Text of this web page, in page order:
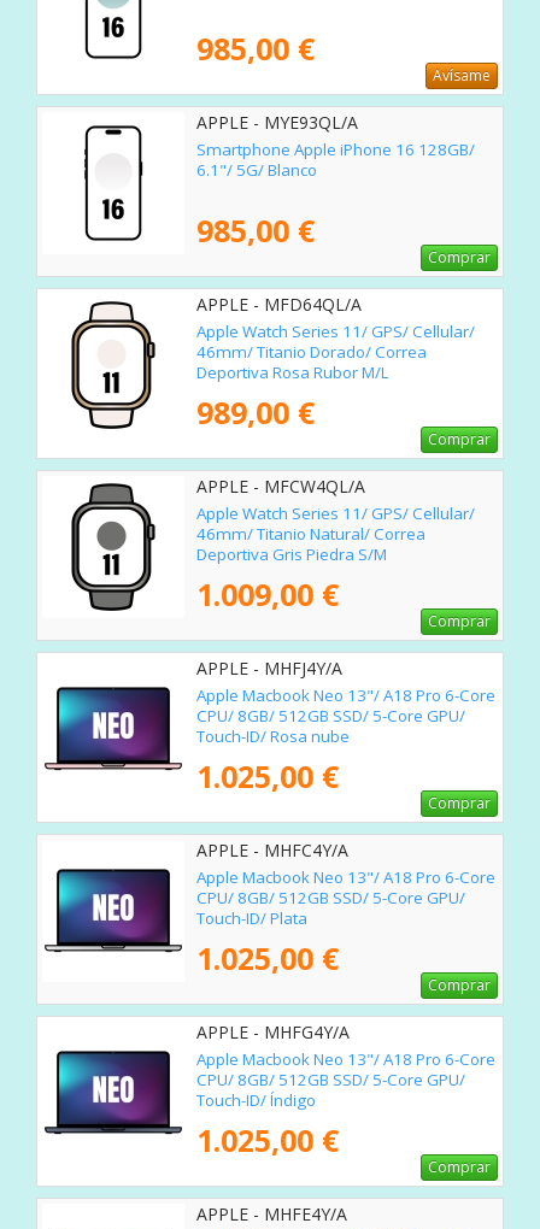
985,00 €
Avísame
APPLE - MYE93QL/A
Smartphone Apple iPhone 16 128GB/
6.1"/ 5G/ Blanco
985,00 €
Comprar
APPLE - MFD64QL/A
Apple Watch Series 11/ GPS/ Cellular/
46mm/ Titanio Dorado/ Correa
Deportiva Rosa Rubor M/L
989,00 €
Comprar
APPLE - MFCW4QL/A
Apple Watch Series 11/ GPS/ Cellular/
46mm/ Titanio Natural/ Correa
Deportiva Gris Piedra S/M
1.009,00 €
Comprar
APPLE - MHFJ4Y/A
Apple Macbook Neo 13"/ A18 Pro 6-Core
CPU/ 8GB/ 512GB SSD/ 5-Core GPU/
Touch-ID/ Rosa nube
1.025,00 €
Comprar
APPLE - MHFC4Y/A
Apple Macbook Neo 13"/ A18 Pro 6-Core
CPU/ 8GB/ 512GB SSD/ 5-Core GPU/
Touch-ID/ Plata
1.025,00 €
Comprar
APPLE - MHFG4Y/A
Apple Macbook Neo 13"/ A18 Pro 6-Core
CPU/ 8GB/ 512GB SSD/ 5-Core GPU/
Touch-ID/ Índigo
1.025,00 €
Comprar
APPLE - MHFE4Y/A